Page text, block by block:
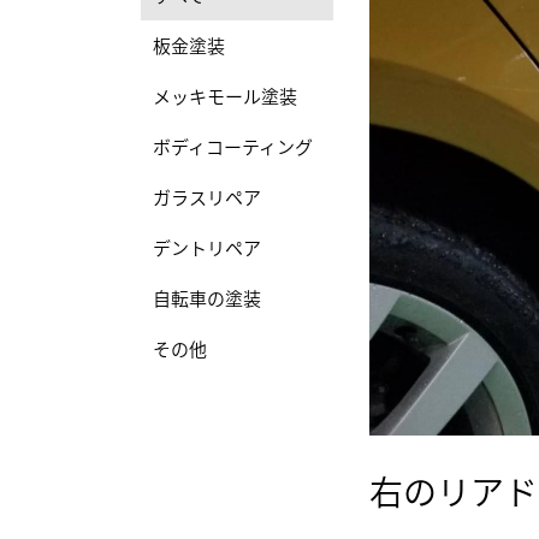
板金塗装
メッキモール塗装
ボディコーティング
ガラスリペア
デントリペア
自転車の塗装
その他
右のリア